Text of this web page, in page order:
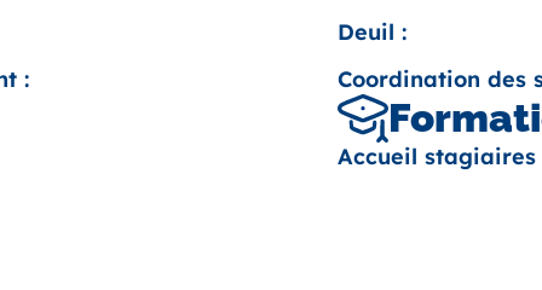
:
Deuil :
Coordination des
Accueil stagiaires